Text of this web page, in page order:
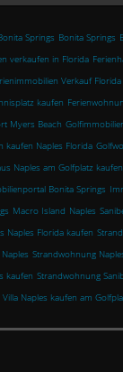
Springs Bonita Springs
verkaufen in Florida
Verkauf Florida
kaufen
Myers Beach
kaufen Naples Florida
Naples am Golfplatz kaufen
Bonita Springs
Macro Island Naples
Naples Florida kaufen
Strandwohnung
kaufen Strandwohnung
Villa Naples kaufen am